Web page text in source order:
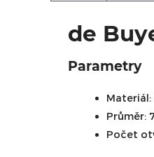
de
Parametry
Materiál:
Průměr:
Počet